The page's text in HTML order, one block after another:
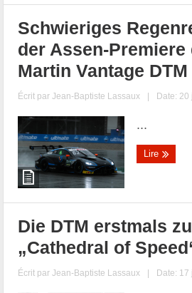
Schwieriges
der Assen-Premiere
Martin Vantage DTM
Écrit parJean-Baptiste Lassaux | Date: 20
...
Lire
Die DTM erstmals
„Cathedral of
Écrit parJean-Baptiste Lassaux | Date: 17